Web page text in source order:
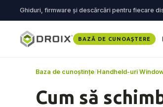
Ghiduri, firmware și descărcări pentru fiecare
BAZĂ DE CUNOAȘTERE
Baza de cunoștințe/Handheld-uri
Cum să